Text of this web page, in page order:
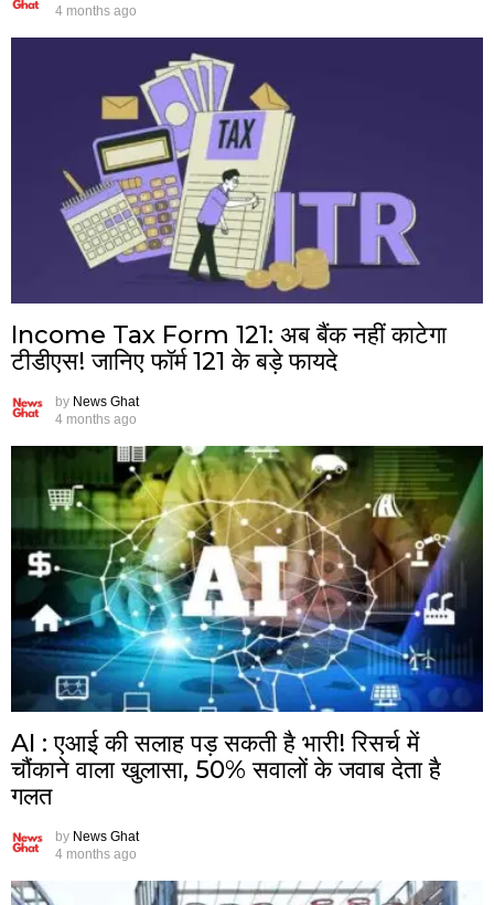
4 months ago
Income Tax Form 121: अब बैंक नहीं काटेगा
टीडीएस! जानिए फॉर्म 121 के बड़े फायदे
by News Ghat
4 months ago
AI : एआई की सलाह पड़ सकती है भारी! रिसर्च में
चौंकाने वाला खुलासा, 50% सवालों के जवाब देता है
गलत
by News Ghat
4 months ago